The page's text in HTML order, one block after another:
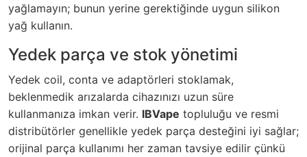
yağlamayın; bunun yerine gerektiğinde uygun silikon
yağ kullanın.
Yedek parça ve stok yönetimi
Yedek coil, conta ve adaptörleri stoklamak,
beklenmedik arızalarda cihazınızı uzun süre
kullanmanıza imkan verir. IBVape topluluğu ve resmi
distribütörler genellikle yedek parça desteğini iyi sağlar;
orijinal parça kullanımı her zaman tavsiye edilir çünkü